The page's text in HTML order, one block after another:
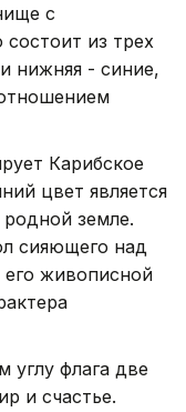
с
из трех
нижняя - синие,
Карибское
цвет является
земле.
сияющего над
его живописной
углу флага две
и счастье.